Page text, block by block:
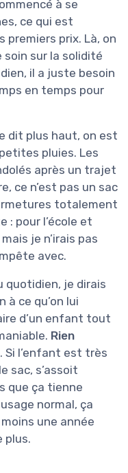
à se
ce qui est
prix. Là, on
soin sur la solidité
il a juste besoin
en temps pour
dit plus haut, on est
pluies. Les
après un trajet
ce n’est pas un sac
totalement
: pour l’école et
je n’irais pas
avec.
quotidien, je dirais
à ce qu’on lui
d’un enfant tout
Rien
. Si l’enfant est très
sac, s’assoit
que ça tienne
normal, ça
une année
plus.